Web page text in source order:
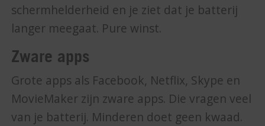
schermhelderheid en je ziet dat je batterij
langer meegaat. Pure winst.
Zware apps
Grote apps als Facebook, Netflix, Skype en
MovieMaker zijn zware apps. Die vragen veel
van je batterij. Minderen doet geen kwaad.